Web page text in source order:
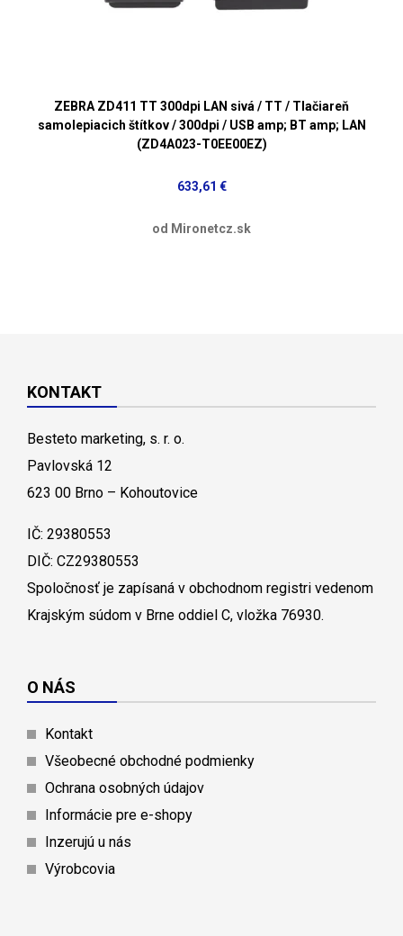
ZEBRA ZD411 TT 300dpi LAN sivá / TT / Tlačiareň
samolepiacich štítkov / 300dpi / USB amp; BT amp; LAN
(ZD4A023-T0EE00EZ)
633,61 €
od Mironetcz.sk
KONTAKT
Besteto marketing, s. r. o.
Pavlovská 12
623 00 Brno – Kohoutovice
IČ: 29380553
DIČ: CZ29380553
Spoločnosť je zapísaná v obchodnom registri vedenom
Krajským súdom v Brne oddiel C, vložka 76930.
O NÁS
Kontakt
Všeobecné obchodné podmienky
Ochrana osobných údajov
Informácie pre e-shopy
Inzerujú u nás
Výrobcovia